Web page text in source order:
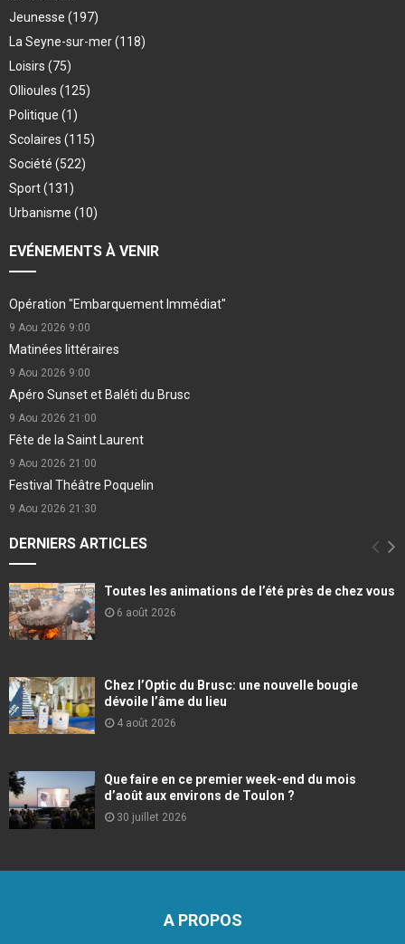
Jeunesse (197)
La Seyne-sur-mer(118)
Loisirs (75)
Ollioules (125)
Politique (1)
Scolaires (115)
Société (522)
Sport(131)
Urbanisme (10)
EVÉNEMENTS À VENIR
Opération "Embarquement Immédiat"
9 Aou 2026 9:00
Matinées littéraires
9 Aou 2026 9:00
Apéro Sunset et Baléti du Brusc
9 Aou 2026 21:00
Fête de la Saint Laurent
9 Aou 2026 21:00
Festival Théâtre Poquelin
9 Aou 2026 21:30
DERNIERS ARTICLES
Toutes les animations de l’été près de chez vous
6 août 2026
Chez l’Optic du Brusc: une nouvelle bougie
dévoile l’âme du lieu
4 août 2026
Que faire en ce premier week-end du mois
d’août aux environs de Toulon ?
30 juillet 2026
A PROPOS